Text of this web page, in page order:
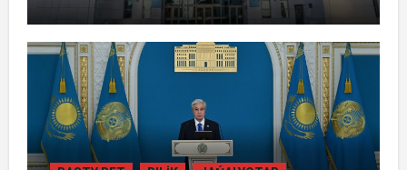
ЖАМБЫЛ ОБЛЫСЫНДА
ҚАЙТАРЫЛҒАН АКТИВТЕР ЕСЕБІНЕН
84 МЫҢ ТҰРҒЫН ТҰРАҚТЫ ГАЗБЕН
ҚАМТЫЛАДЫ